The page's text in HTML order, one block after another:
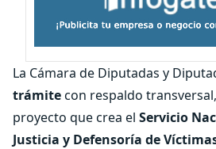
La Cámara de Diputadas y
trámitecon respaldo
proyecto que crea el Servicio
Justicia y Defensoría de